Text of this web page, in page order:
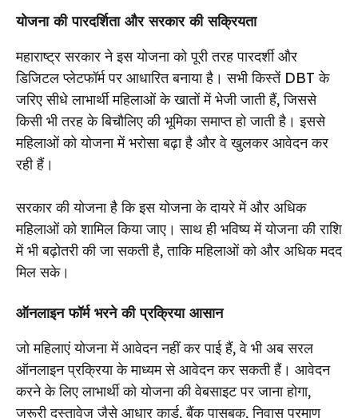
योजना की पारदर्शिता और सरकार की सक्रियता
महाराष्ट्र सरकार ने इस योजना को पूरी तरह पारदर्शी और
डिजिटल प्लेटफॉर्म पर आधारित बनाया है। सभी किस्तें DBT के
जरिए सीधे लाभार्थी महिलाओं के खातों में भेजी जाती हैं, जिससे
किसी भी तरह के बिचौलिए की भूमिका समाप्त हो जाती है। इससे
महिलाओं को योजना में भरोसा बढ़ा है और वे खुलकर आवेदन कर
रही हैं।
सरकार की योजना है कि इस योजना के दायरे में और अधिक
महिलाओं को शामिल किया जाए। साथ ही भविष्य में योजना की राशि
में भी बढ़ोतरी की जा सकती है, ताकि महिलाओं को और अधिक मदद
मिल सके।
ऑनलाइन फॉर्म भरने की प्रक्रिया आसान
जो महिलाएं योजना में आवेदन नहीं कर पाई हैं, वे भी अब सरल
ऑनलाइन प्रक्रिया के माध्यम से आवेदन कर सकती हैं। आवेदन
करने के लिए लाभार्थी को योजना की वेबसाइट पर जाना होगा,
जरूरी दस्तावेज जैसे आधार कार्ड, बैंक पासबुक, निवास प्रमाण